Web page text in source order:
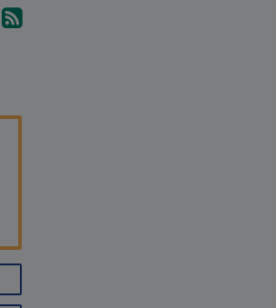
Abonniere die